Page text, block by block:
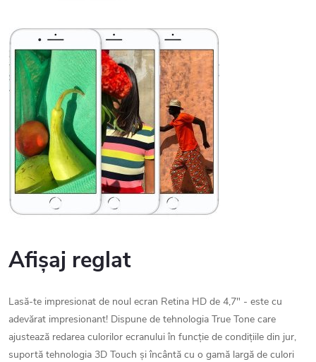
Afișaj reglat
Lasă-te impresionat de noul ecran Retina HD de 4,7" - este cu
adevărat impresionant! Dispune de tehnologia True Tone care
ajustează redarea culorilor ecranului în funcție de condițiile din jur,
suportă tehnologia 3D Touch și încântă cu o gamă largă de culori